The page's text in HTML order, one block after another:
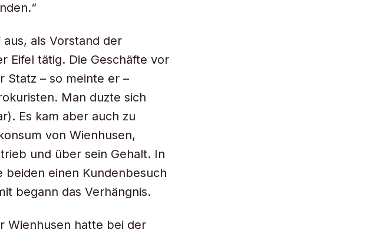
als Vorstand der
Eifel tätig. Die Geschäfte vor
Statz – so meinte er –
Man duzte sich
Es kam aber auch zu
von Wienhusen,
und über sein Gehalt. In
einen Kundenbesuch
begann das Verhängnis.
Wienhusen hatte bei der